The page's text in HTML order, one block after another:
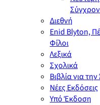
Διεθνή
Enid Blyton,
Φίλοι
Λεξικά
Σχολικά
Βιβλία για
Νέες Εκδόσεις
Υπό Έκδοση